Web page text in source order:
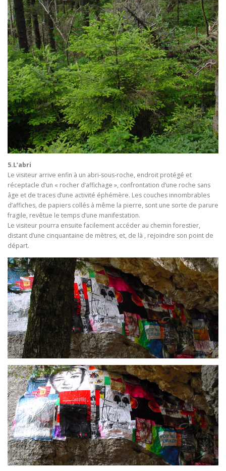
5.L’abri
Le visiteur arrive enfin à un abri-sous-roche, endroit protégé et
réceptacle d’un « rocher d’affichage », confrontation d’une roche sans
âge et de traces d’une activité éphémère. Les couches innombrables
d’affiches, de papiers collés à même la pierre, sont une sorte de parure
fragile, revêtue le temps d’une manifestation.
Le visiteur pourra ensuite facilement accéder au chemin forestier,
distant d’une cinquantaine de mètres, et, de là , rejoindre son point de
départ.